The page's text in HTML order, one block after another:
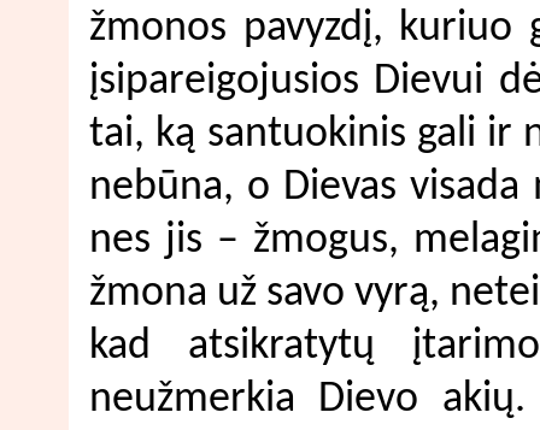
žmonos pavyzdį, kuriuo
įsipareigojusios Dievui
tai, ką santuokinis gali ir
nebūna, o Dievas
nes jis – žmogus,
žmona už savo vyrą,
kad atsikratytų
neužmerkia Dievo